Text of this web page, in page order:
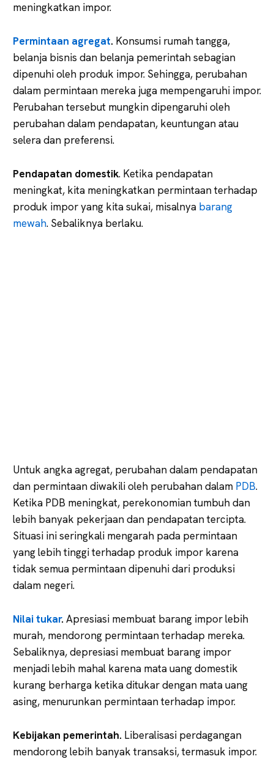
meningkatkan impor.
Permintaan agregat. Konsumsi rumah tangga,
belanja bisnis dan belanja pemerintah sebagian
dipenuhi oleh produk impor. Sehingga, perubahan
dalam permintaan mereka juga mempengaruhi impor.
Perubahan tersebut mungkin dipengaruhi oleh
perubahan dalam pendapatan, keuntungan atau
selera dan preferensi.
Pendapatan domestik. Ketika pendapatan
meningkat, kita meningkatkan permintaan terhadap
produk impor yang kita sukai, misalnya barang
mewah. Sebaliknya berlaku.
Untuk angka agregat, perubahan dalam pendapatan
dan permintaan diwakili oleh perubahan dalam PDB.
Ketika PDB meningkat, perekonomian tumbuh dan
lebih banyak pekerjaan dan pendapatan tercipta.
Situasi ini seringkali mengarah pada permintaan
yang lebih tinggi terhadap produk impor karena
tidak semua permintaan dipenuhi dari produksi
dalam negeri.
Nilai tukar.Apresiasi membuat barang impor lebih
murah, mendorong permintaan terhadap mereka.
Sebaliknya, depresiasi membuat barang impor
menjadi lebih mahal karena mata uang domestik
kurang berharga ketika ditukar dengan mata uang
asing, menurunkan permintaan terhadap impor.
Kebijakan pemerintah. Liberalisasi perdagangan
mendorong lebih banyak transaksi, termasuk impor.